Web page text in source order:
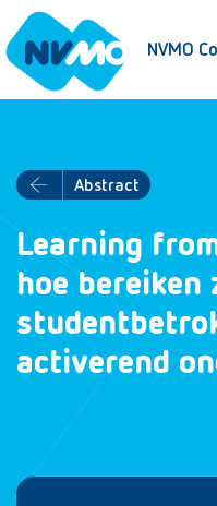
NVMO
Abstract
Learning
hoe bereiken
activerend